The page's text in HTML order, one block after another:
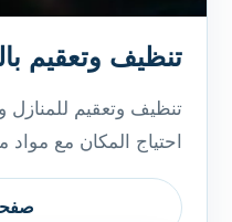
تنظيف وتعقيم
تنظيف وتعقيم
احتياج المكان مع